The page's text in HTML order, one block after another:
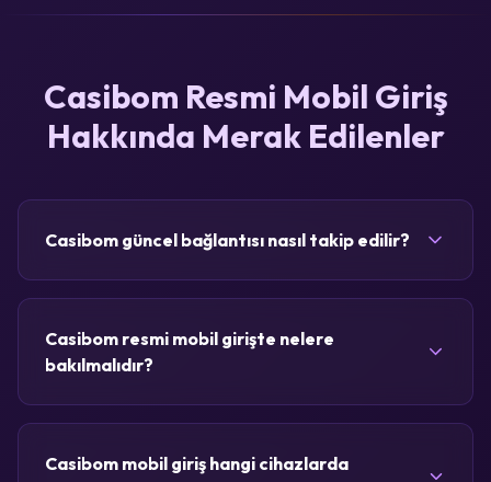
Casibom Resmi Mobil Giriş
Hakkında Merak Edilenler
Casibom güncel bağlantısı nasıl takip edilir?
Casibom resmi mobil girişte nelere
bakılmalıdır?
Casibom mobil giriş hangi cihazlarda